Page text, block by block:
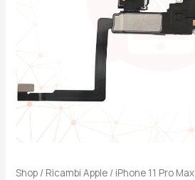
Shop / Ricambi Apple / iPhone 11 Pro Max
SPEAKER
quantità